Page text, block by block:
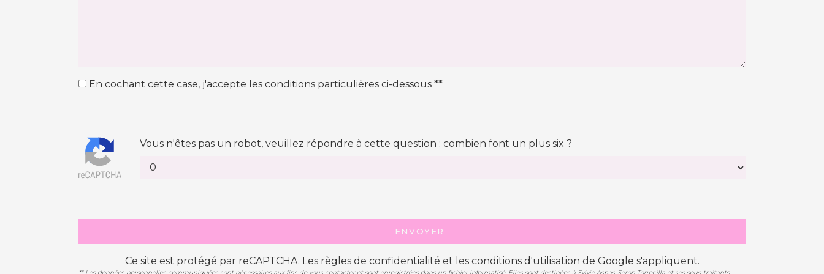
En cochant cette case, j'accepte les conditions particulières ci-dessous **
Vous n'êtes pas un robot, veuillez répondre à cette question : combien font un plus six ?
ENVOYER
Ce site est protégé par reCAPTCHA. Les règles de confidentialité et les conditions d'utilisation de Google s'appliquent.
** Les données personnelles communiquées sont nécessaires aux fins de vous contacter et sont enregistrées dans un fichier informatisé. Elles sont destinées à Sylvie Aspas-Seron Torrecilla et ses sous-traitants